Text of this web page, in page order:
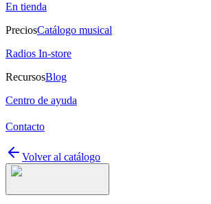
En tienda
PreciosCatálogo musical
Radios In-store
RecursosBlog
Centro de ayuda
Contacto
Volver al catálogo